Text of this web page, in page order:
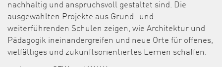
nachhaltig und anspruchsvoll gestaltet sind. Die
ausgewählten Projekte aus Grund- und
weiterführenden Schulen zeigen, wie Architektur und
Pädagogik ineinandergreifen und neue Orte für offenes,
vielfältiges und zukunftsorientiertes Lernen schaffen.